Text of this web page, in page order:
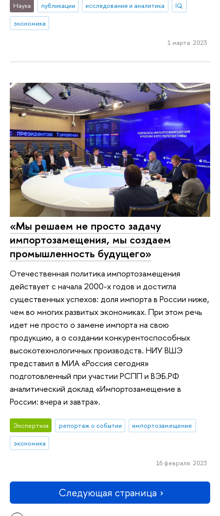
Наука публикации исследования и аналитика
IQ
экономика
1 марта 2023
«Мы решаем не просто задачу
импортозамещения, мы создаем
промышленность будущего»
Отечественная политика импортозамещения
действует с начала 2000-х годов и достигла
существенных успехов: доля импорта в России ниже,
чем во многих развитых экономиках. При этом речь
идет не просто о замене импорта на свою
продукцию, а о создании конкурентоспособных
высокотехнологичных производств. НИУ ВШЭ
представил в МИА «Россия сегодня»
подготовленный при участии РСПП и ВЭБ.РФ
аналитический доклад «Импортозамещение в
России: вчера и завтра».
Экспертиза репортаж о событии
импортозамещение
экономика
16 февраля 2023
Следующая страница